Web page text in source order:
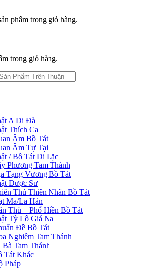
phẩm trong giỏ hàng.
trong giỏ hàng.
A Di Đà
Thích Ca
Âm Bồ Tát
Âm Tự Tại
/ Bồ Tát Di Lặc
Phương Tam Thánh
Tạng Vương Bồ Tát
Dược Sư
Thủ Thiên Nhãn Bồ Tát
Ma/La Hán
Thù – Phổ Hiền Bồ Tát
Tỳ Lô Giá Na
Đề Bồ Tát
Nghiêm Tam Thánh
Bà Tam Thánh
Tát Khác
Pháp